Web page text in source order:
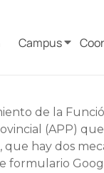
Campus
de la
(APP)
hay dos
formulario